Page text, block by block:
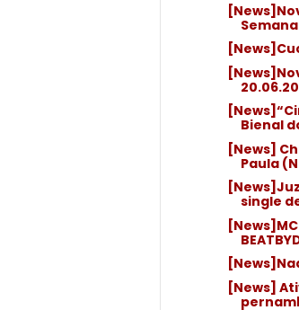
Bienal
[News]
Paula
single
[News]MC
[News]